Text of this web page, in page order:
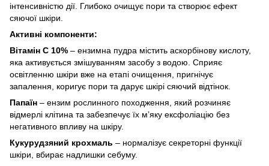
інтенсивністю дії. Глибоко очищує пори та створює ефект
сяючої шкіри.
Активні компоненти:
Вітамін С 10% – ензимна пудра містить аскорбінову кислоту,
яка активується змішуванням засобу з водою. Сприяє
освітленню шкіри вже на етапі очищення, пригнічує
запалення, коригує пори та дарує шкірі сяючий відтінок.
Папаїн – ензим рослинного походження, який розчиняє
відмерлі клітина та забезпечує їх м’яку ексфоліацію без
негативного впливу на шкіру.
Кукурудзяний крохмаль – нормалізує секреторні функції
шкіри, вбирає надлишки себуму.